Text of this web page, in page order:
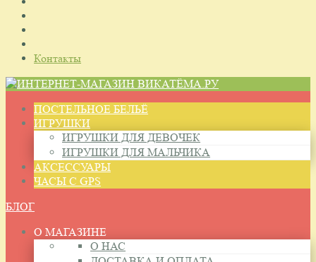
Контакты
ПОСТЕЛЬНОЕ БЕЛЬЁ
ИГРУШКИ
ИГРУШКИ ДЛЯ ДЕВОЧЕК
ИГРУШКИ ДЛЯ МАЛЬЧИКА
АКСЕССУАРЫ
ЧАСЫ С GPS
БЛОГ
О МАГАЗИНЕ
О НАС